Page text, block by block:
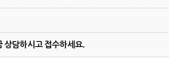
상담하시고 접수하세요.